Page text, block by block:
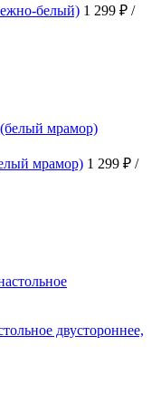
белый) 1 299 ₽ /
мрамор) 1 299 ₽ /
двустороннее,